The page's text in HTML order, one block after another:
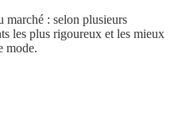
marché : selon plusieurs
les plus rigoureux et les mieux
mode.